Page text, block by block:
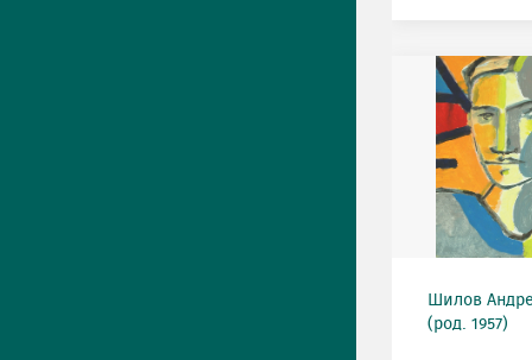
Шилов
(род. 1957)